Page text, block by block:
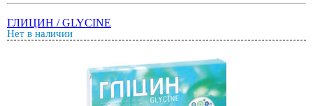
ГЛИЦИН / GLYCINE
Нет в наличии